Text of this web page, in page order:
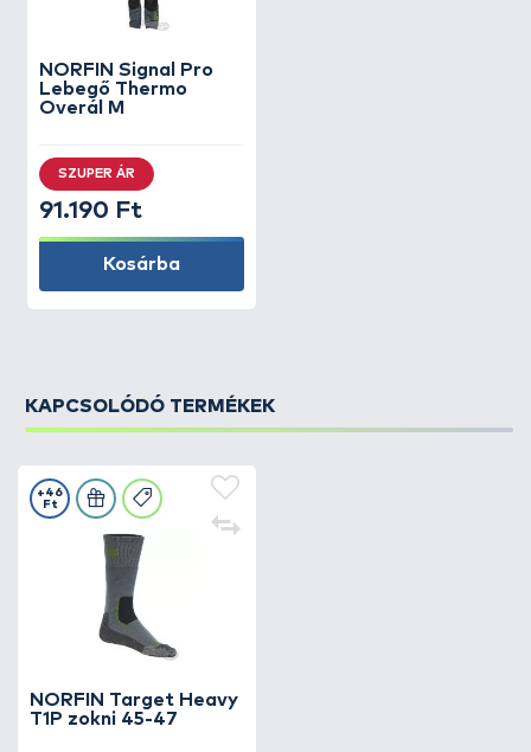
NORFIN Signal Pro
Lebegő Thermo
Overál M
SZUPER ÁR
91.190 Ft
Kosárba
KAPCSOLÓDÓ TERMÉKEK
NORFIN Target Heavy
T1P zokni 45-47
+46
Ft